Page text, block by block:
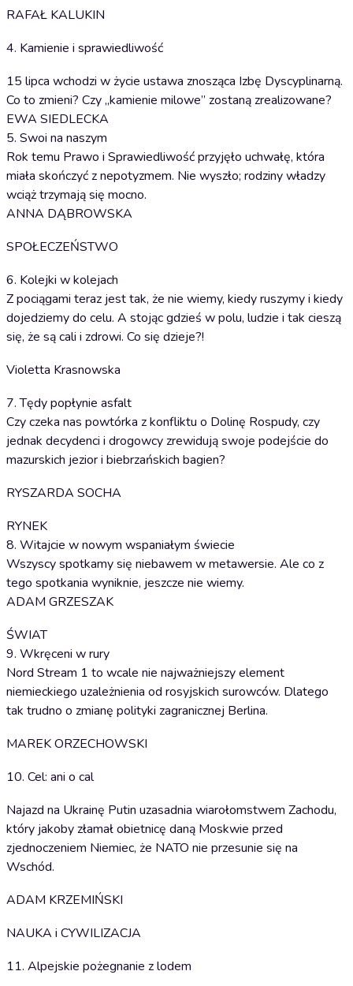
RAFAŁ KALUKIN
4. Kamienie i sprawiedliwość
15 lipca wchodzi w życie ustawa znosząca Izbę Dyscyplinarną.
Co to zmieni? Czy „kamienie milowe” zostaną zrealizowane?
EWA SIEDLECKA
5. Swoi na naszym
Rok temu Prawo i Sprawiedliwość przyjęło uchwałę, która
miała skończyć z nepotyzmem. Nie wyszło; rodziny władzy
wciąż trzymają się mocno.
ANNA DĄBROWSKA
SPOŁECZEŃSTWO
6. Kolejki w kolejach
Z pociągami teraz jest tak, że nie wiemy, kiedy ruszymy i kiedy
dojedziemy do celu. A stojąc gdzieś w polu, ludzie i tak cieszą
się, że są cali i zdrowi. Co się dzieje?!
Violetta Krasnowska
7. Tędy popłynie asfalt
Czy czeka nas powtórka z konfliktu o Dolinę Rospudy, czy
jednak decydenci i drogowcy zrewidują swoje podejście do
mazurskich jezior i biebrzańskich bagien?
RYSZARDA SOCHA
RYNEK
8. Witajcie w nowym wspaniałym świecie
Wszyscy spotkamy się niebawem w metawersie. Ale co z
tego spotkania wyniknie, jeszcze nie wiemy.
ADAM GRZESZAK
ŚWIAT
9. Wkręceni w rury
Nord Stream 1 to wcale nie najważniejszy element
niemieckiego uzależnienia od rosyjskich surowców. Dlatego
tak trudno o zmianę polityki zagranicznej Berlina.
MAREK ORZECHOWSKI
10. Cel: ani o cal
Najazd na Ukrainę Putin uzasadnia wiarołomstwem Zachodu,
który jakoby złamał obietnicę daną Moskwie przed
zjednoczeniem Niemiec, że NATO nie przesunie się na
Wschód.
ADAM KRZEMIŃSKI
NAUKA i CYWILIZACJA
11. Alpejskie pożegnanie z lodem